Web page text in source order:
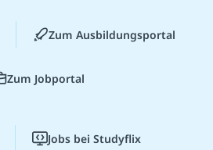
Zum Ausbildungsportal
Zum Jobportal
Jobs bei Studyflix